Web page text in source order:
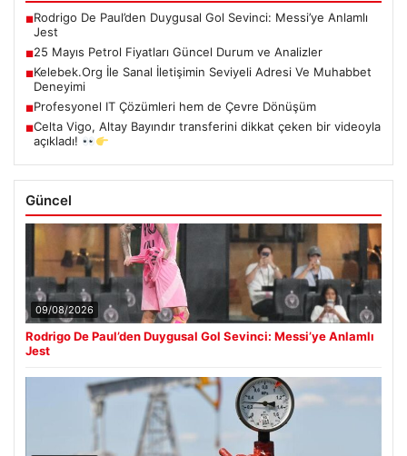
■Rodrigo De Paul’den Duygusal Gol Sevinci: Messi’ye Anlamlı
Jest
■25 Mayıs Petrol Fiyatları Güncel Durum ve Analizler
■Kelebek.Org İle Sanal İletişimin Seviyeli Adresi Ve Muhabbet
Deneyimi
■Profesyonel IT Çözümleri hem de Çevre Dönüşüm
■Celta Vigo, Altay Bayındır transferini dikkat çeken bir videoyla
açıkladı!
Güncel
09/08/2026
Rodrigo De Paul’den Duygusal Gol Sevinci: Messi’ye Anlamlı
Jest